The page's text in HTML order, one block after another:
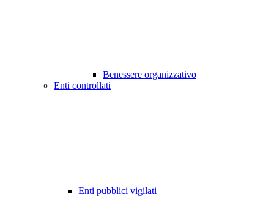
Benessere organizzativo
Enti controllati
Enti pubblici vigilati